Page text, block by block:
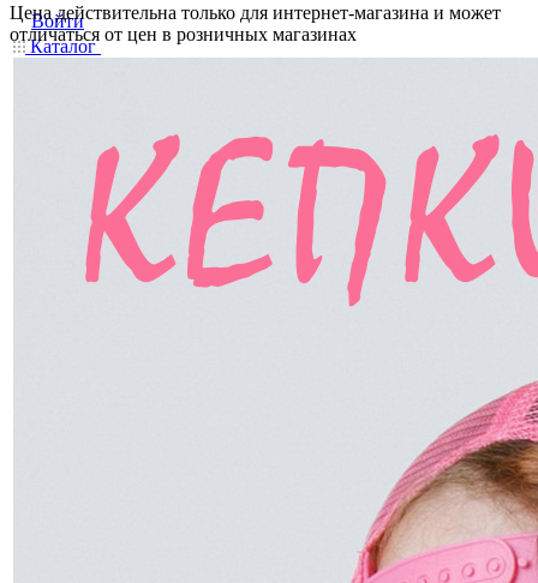
Войти
Каталог
Цена действительна только для интернет-магазина и может
отличаться от цен в розничных магазинах